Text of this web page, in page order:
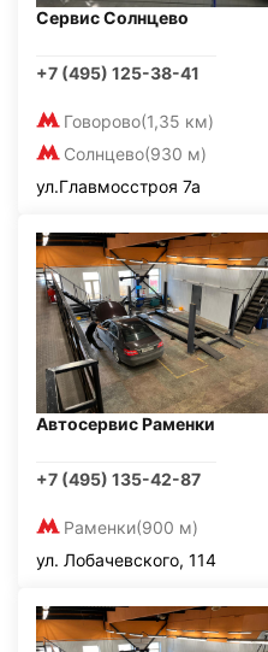
Сервис Солнцево
+7 (495) 125-38-41
Говорово(1,35 км)
Солнцево(930 м)
ул.Главмосстроя 7а
Автосервис Раменки
+7 (495) 135-42-87
Раменки(900 м)
ул. Лобачевского, 114